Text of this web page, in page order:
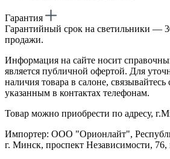
Гарантия
Гарантийный срок на светильники —
продажи.
Информация на сайте носит
является публичной офертой. Для
наличия товара в салоне, связывайтесь
указанным в контактах телефонам.
Товар можно приобрести по адресу,
Импортер: ООО "Орионлайт",
г. Минск, проспект Независимости,